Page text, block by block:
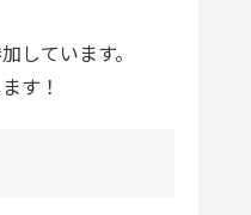
しています。
す！